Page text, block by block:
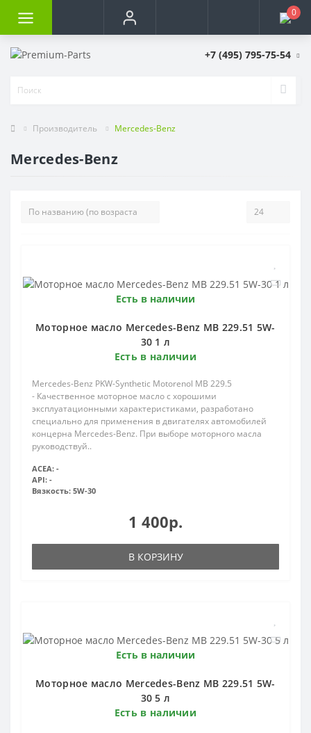
0
+7 (495) 795-75-54
Производитель Mercedes-Benz
Mercedes-Benz
Есть в наличии
Моторное масло Mercedes-Benz MB 229.51 5W-
30 1 л
Есть в наличии
Mercedes-Benz PKW-Synthetic Motorenol MB 229.5
- Качественное моторное масло с хорошими
эксплуатационными характеристиками, разработано
специально для применения в двигателях автомобилей
концерна Mercedes-Benz. При выборе моторного масла
руководствуй..
ACEA: -
API: -
Вязкость: 5W-30
1 400р.
В КОРЗИНУ
Есть в наличии
Моторное масло Mercedes-Benz MB 229.51 5W-
30 5 л
Есть в наличии